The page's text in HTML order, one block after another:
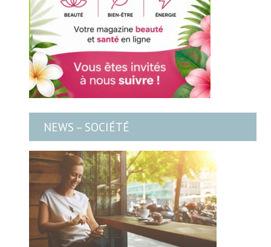
NEWS – SOCIÉTÉ